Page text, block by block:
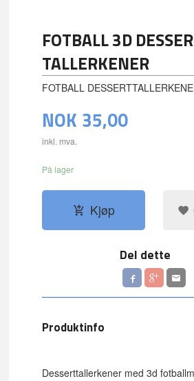
FOTBALL 3D
TALLERKENER
FOTBALL
NOK 35,00
inkl. mva.
På lager
Kjøp
Del dette
Produktinfo
Desserttallerkener med 3d